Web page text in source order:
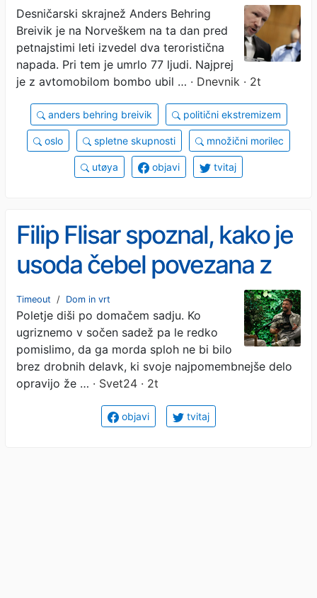
Desničarski skrajnež Anders Behring
Breivik je na Norveškem na ta dan pred
petnajstimi leti izvedel dva teroristična
napada. Pri tem je umrlo 77 ljudi. Najprej
je z avtomobilom bombo ubil … · Dnevnik · 2t
anders behring breivik politični ekstremizem
oslo spletne skupnosti množični morilec
utøya objavi tvitaj
Filip Flisar spoznal, kako je
usoda čebel povezana z
našo
Timeout / Dom in vrt
Poletje diši po domačem sadju. Ko
ugriznemo v sočen sadež pa le redko
pomislimo, da ga morda sploh ne bi bilo
brez drobnih delavk, ki svoje najpomembnejše delo
opravijo že … · Svet24 · 2t
objavi tvitaj